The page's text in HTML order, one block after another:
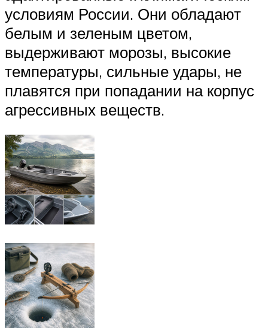
условиям России. Они обладают
белым и зеленым цветом,
выдерживают морозы, высокие
температуры, сильные удары, не
плавятся при попадании на корпус
агрессивных веществ.